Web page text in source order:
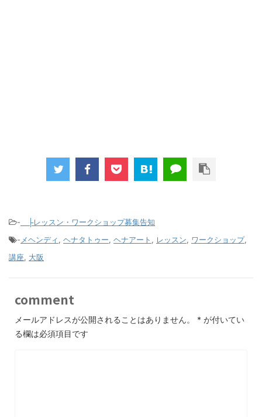
- ├レッスン・ワークショップ募集告知
- メヘンディ, ヘナタトゥー, ヘナアート , レッスン, ワークショップ,
講座, 大阪
comment
メールアドレスが公開されることはありません。 * が付いてい
る欄は必須項目です